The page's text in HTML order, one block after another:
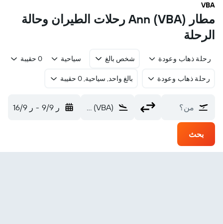
VBA
مطار Ann (VBA) رحلات الطيران وحالة
الرحلة
رحلة ذهاب وعودة شخص بالغ سياحية 0 حقيبة
رحلة ذهاب وعودة بالغ واحد, سياحية, 0 حقيبة
من؟ Ann (VBA) ر 9/9 - ر 16/9
بحث